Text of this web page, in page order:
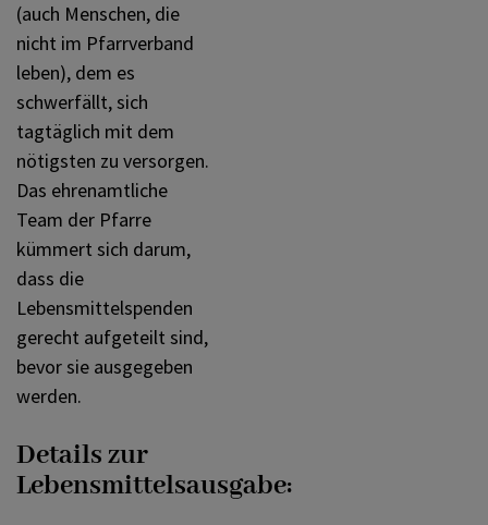
PFARRLEBEN
Frauen und Männer
Soziales Engagement
Musik und Chöre
Bildung und Kultur
Einander begegnen
Ökumene
ICH MÖCHTE
INNEHALTEN
KONTAKT
(auch Menschen, die
nicht im Pfarrverband
leben), dem es
schwerfällt, sich
tagtäglich mit dem
nötigsten zu versorgen.
Das ehrenamtliche
Team der Pfarre
kümmert sich darum,
dass die
Lebensmittelspenden
gerecht aufgeteilt sind,
bevor sie ausgegeben
werden.
Details zur
Lebensmittelsausgabe: